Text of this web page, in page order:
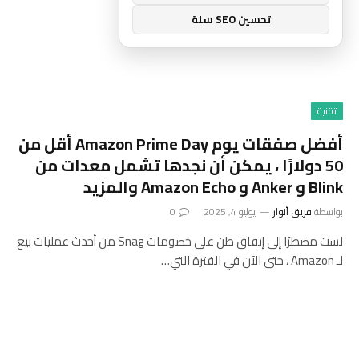
تقنية
أفضل صفقات يوم Amazon Prime Day أقل من
50 دولارًا ، يمكن أن نجدها تشمل معدات من
Blink و Anker و Amazon Echo والمزيد
بواسطةفريق أنوار يوليو 4, 2025 0
لست مضطرًا إلى إنفاق طن على خصومات Snag من أحدث عمليات بيع
لـ Amazon ، حتى الآن في الفترة التي…
تحسين SEO سلة